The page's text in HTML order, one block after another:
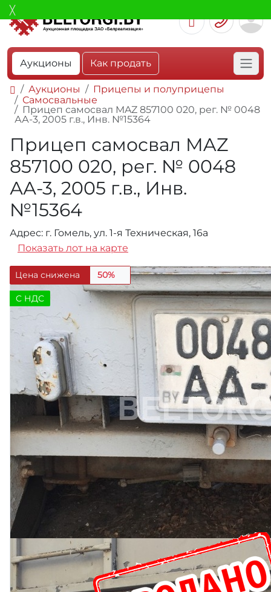
Аукционы Как продать
Аукционы
Прицепы и полуприцепы
Самосвальные
Прицеп самосвал MAZ 857100 020, рег. № 0048
АА-3, 2005 г.в., Инв. №15364
Прицеп самосвал MAZ
857100 020, рег. № 0048
АА-3, 2005 г.в., Инв.
№15364
Адрес: г. Гомель, ул. 1-я Техническая, 16а
Показать лот на карте
Цена снижена 50%
C НДС